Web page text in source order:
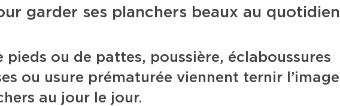
garder ses planchers beaux au quotidien
pieds ou de pattes, poussière, éclaboussures
ou usure prématurée viennent ternir l’image
au jour le jour.